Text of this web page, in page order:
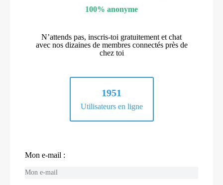
100% anonyme
N’attends pas, inscris-toi gratuitement et chat
avec nos dizaines de membres connectés près de
chez toi
1951
Utilisateurs en ligne
Mon e-mail :